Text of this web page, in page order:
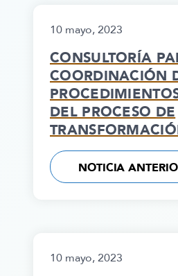
10 mayo, 2023
CONSULTORÍA
COORDINACIÓN
DEL PROCESO DE
NOTICIA
10 mayo, 2023